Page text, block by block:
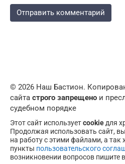
© 2026 Наш Бастион.
сайта строго запрещено и
судебном порядке
Этот сайт используетcookieдля
Продолжая использовать сайт, вы
на работу с этими файлами, а так
пункты пользовательского
возникновении вопросов пишите в